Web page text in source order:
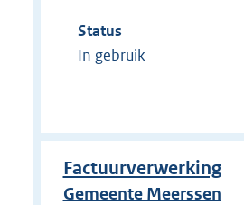
Status
In gebruik
Factuurverwerking
Gemeente Meerssen